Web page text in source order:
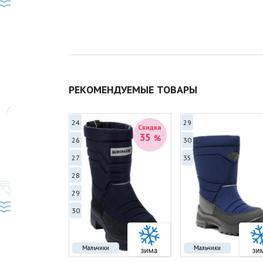
РЕКОМЕНДУЕМЫЕ ТОВАРЫ
Мальчики
Скидка
35 %
24
26
27
28
29
30
Мальчики
29
30
35